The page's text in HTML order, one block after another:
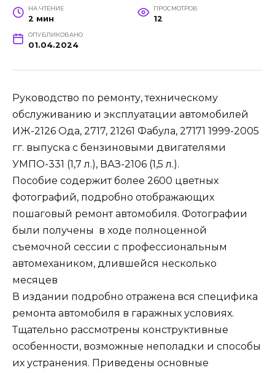
НА ЧТЕНИЕ
2 мин
ПРОСМОТРОВ
12
ОПУБЛИКОВАНО
01.04.2024
Руководство по ремонту, техническому
обслуживанию и эксплуатации автомобилей
ИЖ-2126 Ода, 2717, 21261 Фабула, 27171 1999-2005
гг. выпуска с бензиновыми двигателями
УМПО-331 (1,7 л.), ВАЗ-2106 (1,5 л.).
Пособие содержит более 2600 цветных
фотографий, подробно отображающих
пошаговый ремонт автомобиля. Фотографии
были получены в ходе полноценной
съемочной сессии с профессиональным
автомехаником, длившейся несколько
месяцев
В издании подробно отражена вся специфика
ремонта автомобиля в гаражных условиях.
Тщательно рассмотрены конструктивные
особенности, возможные неполадки и способы
их устранения. Приведены основные